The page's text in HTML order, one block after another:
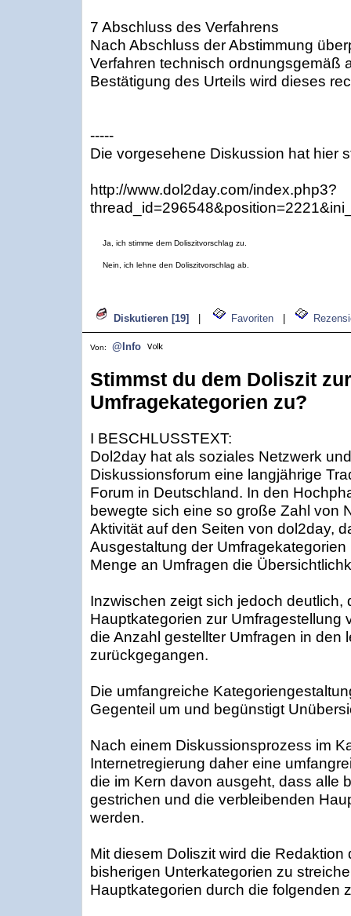
7 Abschluss des Verfahrens
Nach Abschluss der Abstimmung
Verfahren technisch ordnungsgemäß
Bestätigung des Urteils wird dieses
-----
Die vorgesehene Diskussion hat hier
http://www.dol2day.com/index.php3?
Ja, ich stimme dem Doliszitvorschlag zu.
Nein, ich lehne den Doliszitvorschlag ab.
Diskutieren [19] Favoriten
Von: @Info
Stimmst du dem Doliszit
Umfragekategorien zu?
I BESCHLUSSTEXT:
Dol2day hat als soziales Netzwerk
Diskussionsforum eine langjährige
Forum in Deutschland. In den
bewegte sich eine so große Zahl von
Aktivität auf den Seiten von dol2day,
Ausgestaltung der
Menge an Umfragen die
Inzwischen zeigt sich jedoch deutlich,
Hauptkategorien zur Umfragestellung
die Anzahl gestellter Umfragen in den
zurückgegangen.
Die umfangreiche
Gegenteil um und begünstigt
Nach einem Diskussionsprozess im
Internetregierung daher eine
die im Kern davon ausgeht, dass alle
gestrichen und die verbleibenden
werden.
Mit diesem Doliszit wird die Redaktion
bisherigen Unterkategorien zu
Hauptkategorien durch die folgenden